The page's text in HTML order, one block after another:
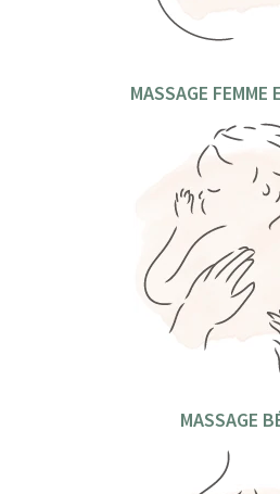
MASSAGE FEMME
MASSAGE